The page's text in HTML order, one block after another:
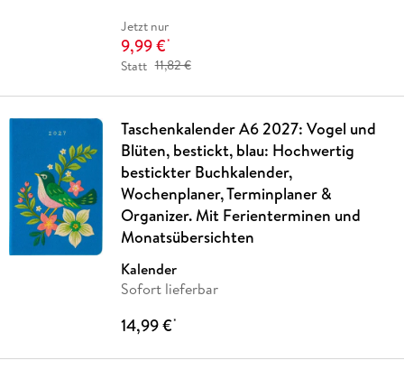
Jetzt nur
9,99 €*
Statt 11,82 €
Taschenkalender A6 2027: Vogel und
Blüten, bestickt, blau: Hochwertig
bestickter Buchkalender,
Wochenplaner, Terminplaner &
Organizer. Mit Ferienterminen und
Monatsübersichten
Kalender
Sofort lieferbar
14,99 €*